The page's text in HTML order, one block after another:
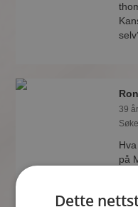
39
på
Dette